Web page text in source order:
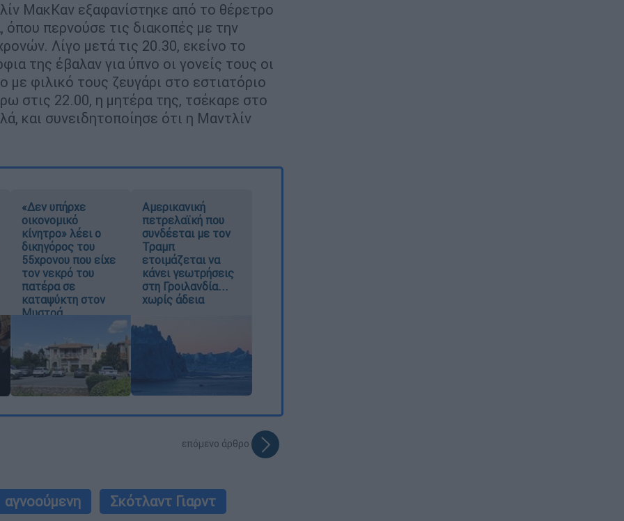
ΜακΚαν εξαφανίστηκε από το θέρετρο
περνούσε τις διακοπές με την
Λίγο μετά τις 20.30, εκείνο το
της έβαλαν για ύπνο οι γονείς τους οι
με φιλικό τους ζευγάρι στο εστιατόριο
στις 22.00, η μητέρα της, τσέκαρε στο
και συνειδητοποίησε ότι η Μαντλίν
«Δεν υπήρχε
οικονομικό
κίνητρο» λέει ο
δικηγόρος του
55χρονου που είχε
τον νεκρό του
πατέρα σε
καταψύκτη στον
Μυστρά
Αμερικανική
πετρελαϊκή που
συνδέεται με τον
Τραμπ
ετοιμάζεται να
κάνει γεωτρήσεις
στη Γροιλανδία...
χωρίς άδεια
επόμενο άρθρο
αγνοούμενη Σκότλαντ Γιαρντ